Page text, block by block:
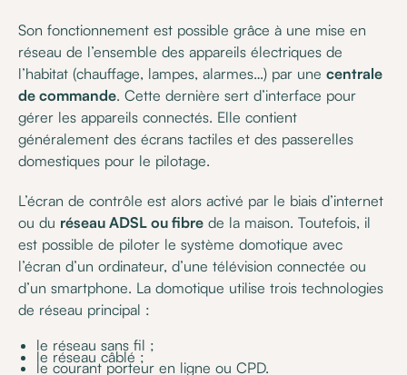
Son fonctionnement est possible grâce à une mise en
réseau de l’ensemble des appareils électriques de
l’habitat (chauffage, lampes, alarmes…) par unecentrale
de commande. Cette dernière sert d’interface pour
gérer les appareils connectés. Elle contient
généralement des écrans tactiles et des passerelles
domestiques pour le pilotage.
L’écran de contrôle est alors activé par le biais d’internet
ou du réseau ADSL ou fibre de la maison. Toutefois, il
est possible de piloter le système domotique avec
l’écran d’un ordinateur, d’une télévision connectée ou
d’un smartphone. La domotique utilise trois technologies
de réseau principal :
le réseau sans fil ;
le réseau câblé ;
le courant porteur en ligne ou CPD.